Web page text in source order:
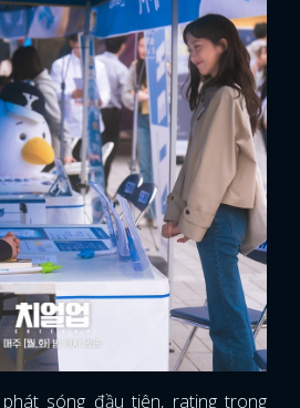
sóng đầu tiên, rating trong